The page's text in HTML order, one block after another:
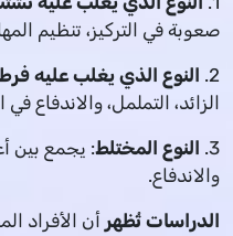
صعوبة في التركيز، تنظيم
2. النوع الذي يغلب عليه
الزائد، التململ، والاندفاع في
3. النوع المختلط: يجمع بين
والاندفاع.
الدراسات تُظهر